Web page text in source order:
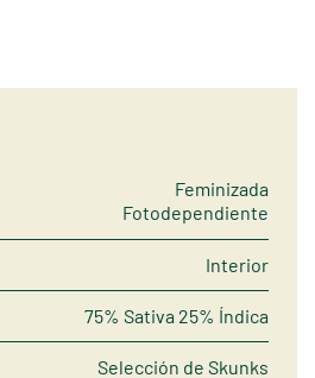
Feminizada
Fotodependiente
Interior
75% Sativa 25% Índica
Selección de Skunks